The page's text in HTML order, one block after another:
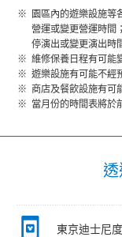
園區內的遊樂設施等
營運或變更營運時間
停演出或變更演出時
維修保養日程有可能
遊樂設施有可能不經
商店及餐飲設施有可
當月份的時間表將於
透
東京迪士尼